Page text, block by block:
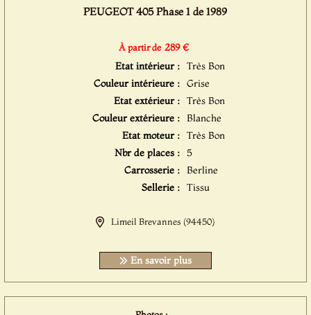
PEUGEOT 405 Phase 1 de 1989
À partir de 289 €
Etat intérieur : Très Bon
Couleur intérieure : Grise
Etat extérieur : Très Bon
Couleur extérieure : Blanche
Etat moteur : Très Bon
Nbr de places : 5
Carrosserie : Berline
Sellerie : Tissu
Limeil Brevannes (94450)
En savoir plus